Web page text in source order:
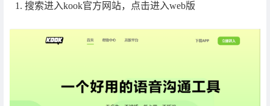
搜索进入kook官方网站，点击进入web版